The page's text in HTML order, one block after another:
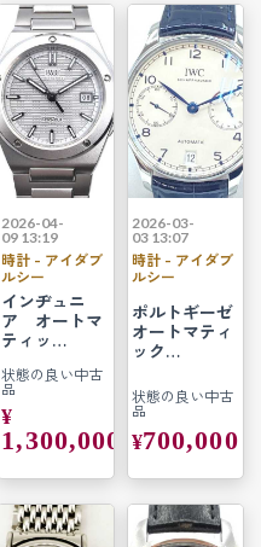
2026-04-
09 13:19
時計 - アイダブ
ルシー
インヂュニ
ア オートマ
ティッ…
状態の良い中古
品
¥
1,300,000
2026-03-
03 13:07
時計 - アイダブ
ルシー
ポルトギーゼ
オートマティ
ック…
状態の良い中古
品
¥700,000